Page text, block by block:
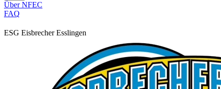
Über NFEC
FAQ
ESG Eisbrecher Esslingen